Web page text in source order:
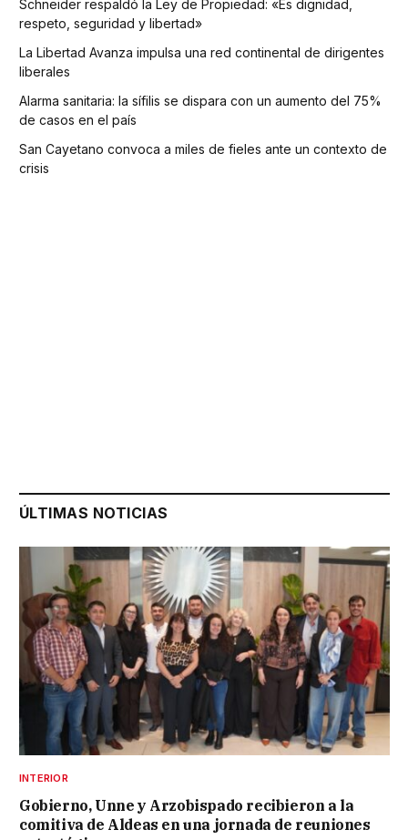
Schneider respaldó la Ley de Propiedad: «Es dignidad,
respeto, seguridad y libertad»
La Libertad Avanza impulsa una red continental de dirigentes
liberales
Alarma sanitaria: la sífilis se dispara con un aumento del 75%
de casos en el país
San Cayetano convoca a miles de fieles ante un contexto de
crisis
ÚLTIMAS NOTICIAS
INTERIOR
Gobierno, Unne y Arzobispado recibieron a la
comitiva de Aldeas en una jornada de reuniones